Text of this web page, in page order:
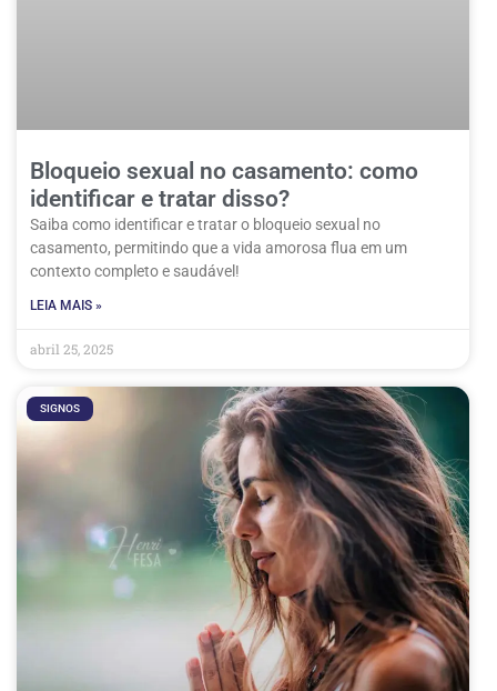
Bloqueio sexual no casamento: como
identificar e tratar disso?
Saiba como identificar e tratar o bloqueio sexual no
casamento, permitindo que a vida amorosa flua em um
contexto completo e saudável!
LEIA MAIS »
abril 25, 2025
SIGNOS